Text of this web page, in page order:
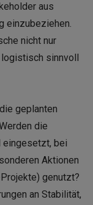
aus
einzubeziehen.
nicht nur
sinnvoll
geplanten
die
eingesetzt, bei
Aktionen
genutzt?
an Stabilität,